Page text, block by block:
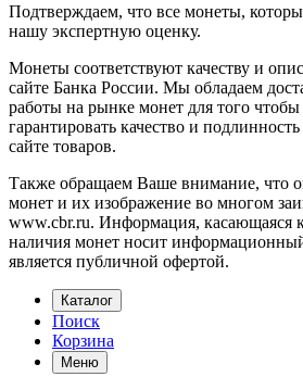
Подтверждаем, что все монеты,
нашу экспертную оценку.
Монеты соответствуют качеству и
сайте Банка России. Мы обладаем
работы на рынке монет для того
гарантировать качество и
сайте товаров.
Также обращаем Ваше внимание, что
монет и их изображение во многом
www.cbr.ru. Информация, касающаяся
наличия монет носит
является публичной офертой.
Каталог
Поиск
Корзина
Меню